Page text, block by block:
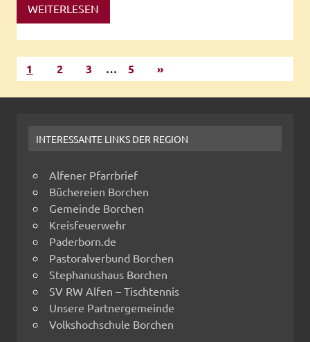
WEITERLESEN
1 2 3 … 5 »
INTERESSANTE LINKS DER REGION
Alfener Pfarrbrief
Büchereien Borchen
Gemeinde Borchen
Kreisfeuerwehr
Paderborn.de
Pastoralverbund Borchen
Stephanushaus Borchen
SV RW Alfen – Tischtennis
Unsere Partnergemeinde
Volkshochschule Borchen